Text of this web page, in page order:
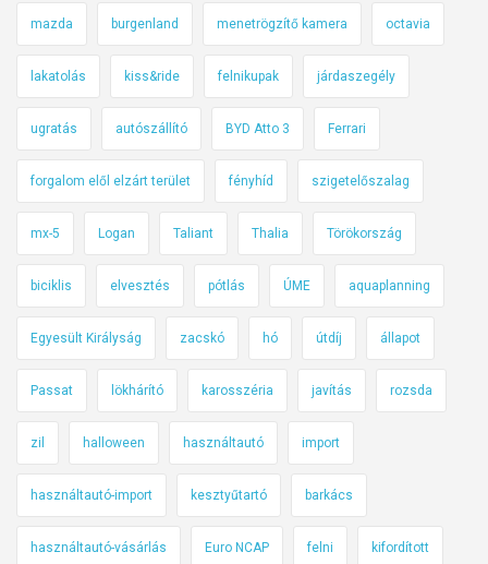
mazda burgenland menetrögzítő kamera octavia
lakatolás kiss&ride felnikupak járdaszegély
ugratás autószállító BYD Atto 3 Ferrari
forgalom elől elzárt terület fényhíd szigetelőszalag
mx-5 Logan Taliant Thalia Törökország
biciklis elvesztés pótlás ÚME aquaplanning
Egyesült Királyság zacskó hó útdíj állapot
Passat lökhárító karosszéria javítás rozsda
zil halloween használtautó import
használtautó-import kesztyűtartó barkács
használtautó-vásárlás Euro NCAP felni kifordított